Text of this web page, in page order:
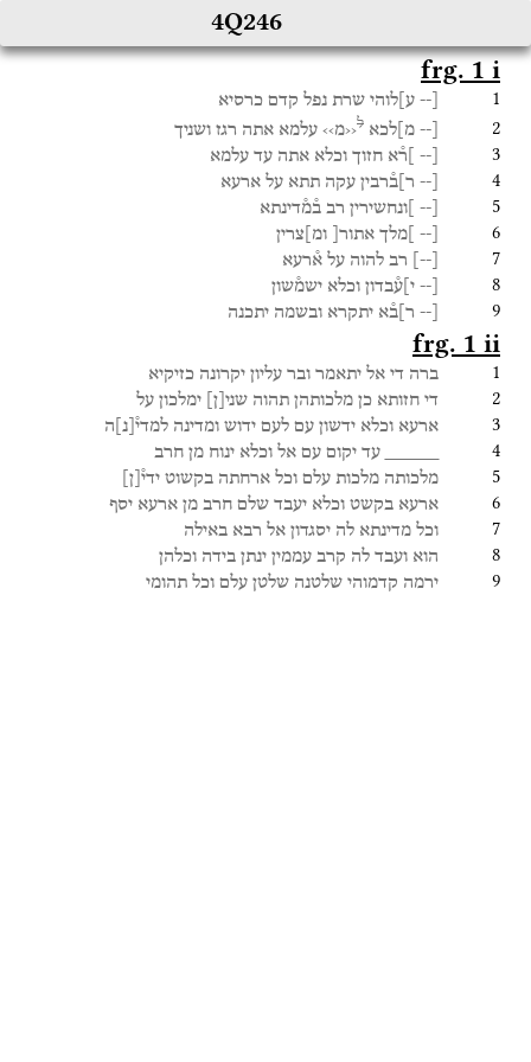
4Q246
frg. 1 i
1
[-- ע]לוהי שרת נפל קדם כרסיא
2
[-- מ]לכא ל‹‹מ›› עלמא אתה רגז ושניך
3
[-- ]ר֯א חזוך וכלא אתה עד עלמא
4
[-- ר]ב֯רבין עקה תתא על ארעא
5
[-- ]ונחשירין רב ב֯מ֯דינתא
6
[-- ]מלך אתור[ ומ]צרין
7
-- רב להוה על א֯רעא
8
[-- י]ע֯בדון וכלא ישמ֯שון
9
[-- ר]ב֯א יתקרא ובשמה יתכנה
frg. 1 ii
1 ברה די אל יתאמר ובר עליון יקרונה כזיקיא
2 די חזותא כן מלכותהן תהוה שני ן ימלכון על
3 ארעא וכלא ידשון עם לעם ידוש ומדינה למדי֯ נ ה
4 עד יקום עם אל וכלא ינוח מן חרב
5 מלכותה מלכות עלם וכל ארחתה בקשוט ידי֯ ן
6 ארעא בקשט וכלא יעבד שלם חרב מן ארעא יסף
7 וכל מדינתא לה יסגדון אל רבא באילה
8 הוא ועבד לה קרב עממין ינתן בידה וכלהן
9 ירמה קדמוהי שלטנה שלטן עלם וכל תהומי